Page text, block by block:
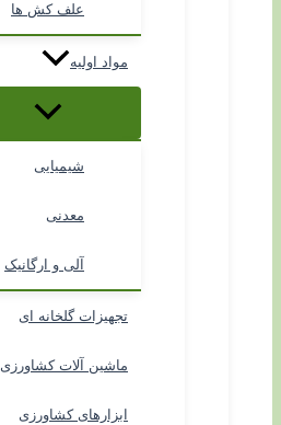
علف کش ها
مواد اولیه
شیمیایی
معدنی
آلی و ارگانیک
تجهیزات گلخانه ای
ماشین آلات کشاورزی
ابزارهای کشاورزی